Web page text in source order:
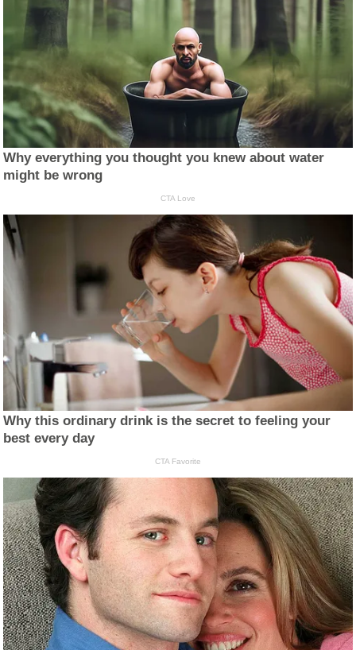
Why everything you thought you knew about water
might be wrong
CTA Love
Why this ordinary drink is the secret to feeling your
best every day
CTA Favorite